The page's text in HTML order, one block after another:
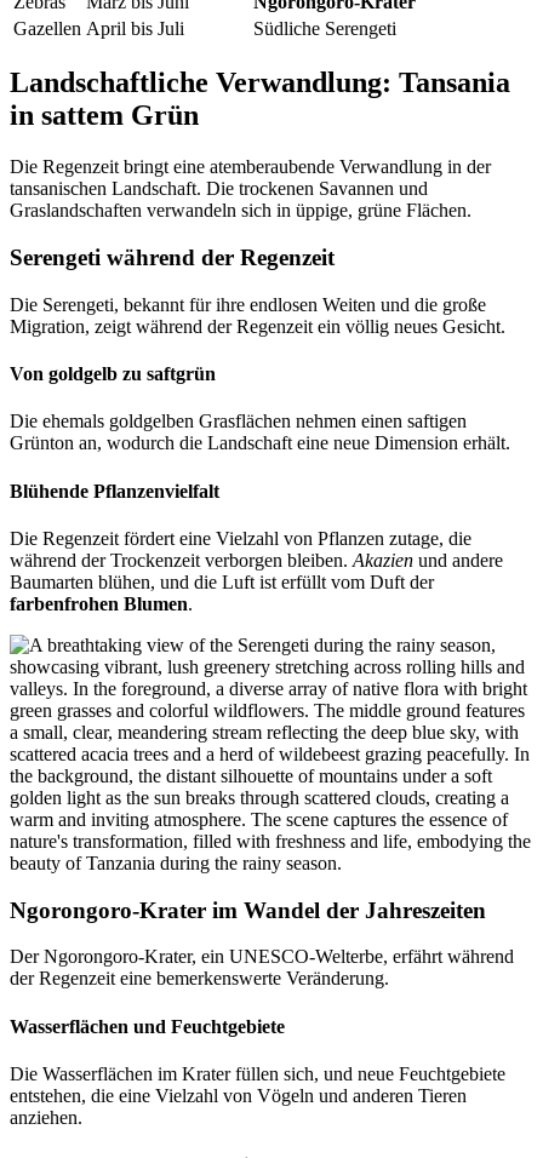
Gazellen April bis Juli Südliche Serengeti
Landschaftliche Verwandlung: Tansania
in sattem Grün
Die Regenzeit bringt eine atemberaubende Verwandlung in der
tansanischen Landschaft. Die trockenen Savannen und
Graslandschaften verwandeln sich in üppige, grüne Flächen.
Serengeti während der Regenzeit
Die Serengeti, bekannt für ihre endlosen Weiten und die große
Migration, zeigt während der Regenzeit ein völlig neues Gesicht.
Von goldgelb zu saftgrün
Die ehemals goldgelben Grasflächen nehmen einen saftigen
Grünton an, wodurch die Landschaft eine neue Dimension erhält.
Blühende Pflanzenvielfalt
Die Regenzeit fördert eine Vielzahl von Pflanzen zutage, die
während der Trockenzeit verborgen bleiben. Akazien und andere
Baumarten blühen, und die Luft ist erfüllt vom Duft der
farbenfrohen Blumen.
Ngorongoro-Krater im Wandel der Jahreszeiten
Der Ngorongoro-Krater, ein UNESCO-Welterbe, erfährt während
der Regenzeit eine bemerkenswerte Veränderung.
Wasserflächen und Feuchtgebiete
Die Wasserflächen im Krater füllen sich, und neue Feuchtgebiete
entstehen, die eine Vielzahl von Vögeln und anderen Tieren
anziehen.